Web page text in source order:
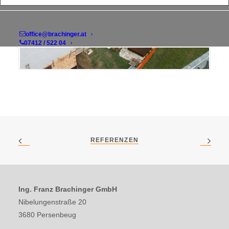
office@brachinger.at
07412 / 522 04
REFERENZEN
Ing. Franz Brachinger GmbH
Nibelungenstraße 20
3680 Persenbeug